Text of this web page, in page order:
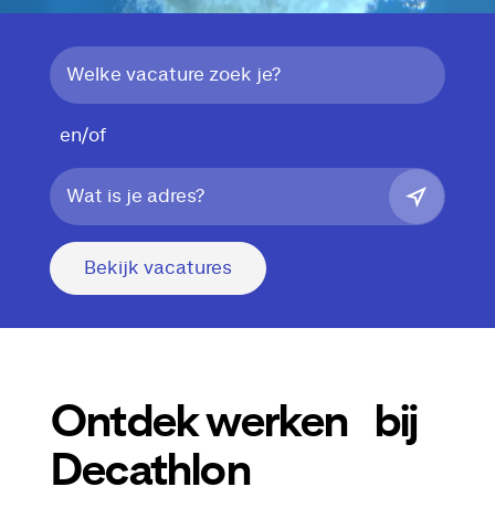
en/of
Bekijk vacatures
Ontdek werken bij
Decathlon